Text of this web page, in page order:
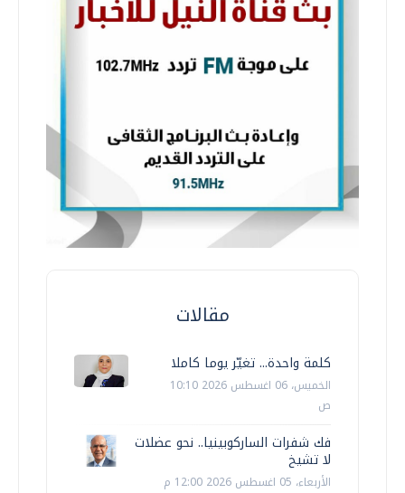
مقالات
كلمة واحدة... تغيّر يوما كاملا
الخميس، 06 اغسطس 2026 10:10
ص
فك شفرات الساركوبينيا.. نحو عضلات
لا تشيخ
الأربعاء، 05 اغسطس 2026 12:00 م